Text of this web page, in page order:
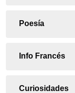
Poesía
Info Francés
Curiosidades